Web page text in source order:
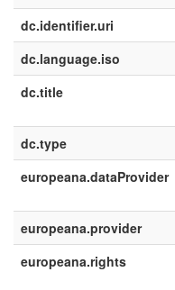
dc.identifier.uri
dc.language.iso
dc.title
dc.type
europeana.dataProvider
europeana.provider
europeana.rights